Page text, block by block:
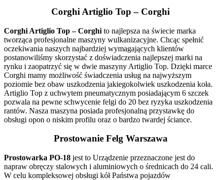
Corghi Artiglio Top – Corghi
Corghi Artiglio Top – Corghi to najlepsza na świecie marka
tworząca profesjonalne maszyny wulkanizacyjne. Chcąc spełnić
oczekiwania naszych najbardziej wymagających klientów
postanowiliśmy skorzystać z doświadczenia najlepszej marki na
rynku i zaopatrzyć się w dwie maszyny Artiglio Top. Dzięki marce
Corghi mamy możliwość świadczenia usług na najwyższym
poziomie bez obaw uszkodzenia jakiegokolwiek uszkodzenia koła.
Artiglio Top z uchwytem pneumatycznym posiadającym 6 szczek
pozwala na pewne schwycenie felgi do 20 bez ryzyka uszkodzenia
rantów. Nasza maszyna posiada profesjonalną przystawkę do
obsługi opon o niskim profilu oraz o bardzo twardej ściance.
Prostowanie Felg Warszawa
Prostowarka PO-18 jest to Urządzenie przeznaczone jest do
napraw obręczy stalowych i aluminiowych o średnicach do 24 cali.
W celu kompleksowej obsługi kół Państwa pojazdów